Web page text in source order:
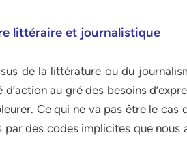
littéraire et journalistique
de la littérature ou du
au gré des besoins
Ce qui ne va pas être le cas
par des codes implicites que